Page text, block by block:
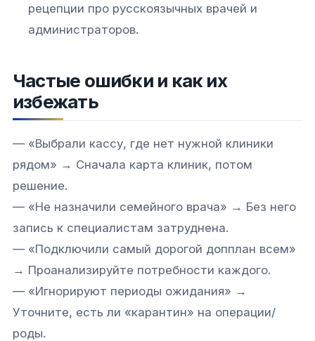
рецепции про русскоязычных врачей и
администраторов.
Частые ошибки и как их
избежать
— «Выбрали кассу, где нет нужной клиники
рядом» → Сначала карта клиник, потом
решение.
— «Не назначили семейного врача» → Без него
запись к специалистам затруднена.
— «Подключили самый дорогой допплан всем»
→ Проанализируйте потребности каждого.
— «Игнорируют периоды ожидания» →
Уточните, есть ли «карантин» на операции/
роды.